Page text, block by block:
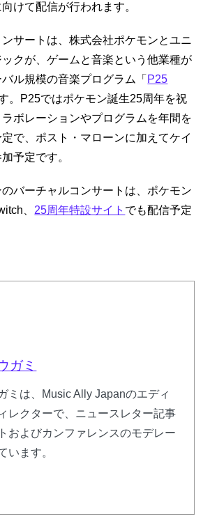
けて配信が行われます。
サートは、株式会社ポケモンとユニ
クが、ゲームと音楽という他業種が
ル規模の音楽プログラム「 P25
。P25ではポケモン誕生25周年を祝
ボレーションやプログラムを年間を
で、ポスト・マローンに加えてケイ
予定です。
バーチャルコンサートは、ポケモン
、 25周年特設サイト でも配信予定
ガミ
ミは、Music Ally Japanのエディ
レクターで、ニュースレター記事
およびカンファレンスのモデレー
います。